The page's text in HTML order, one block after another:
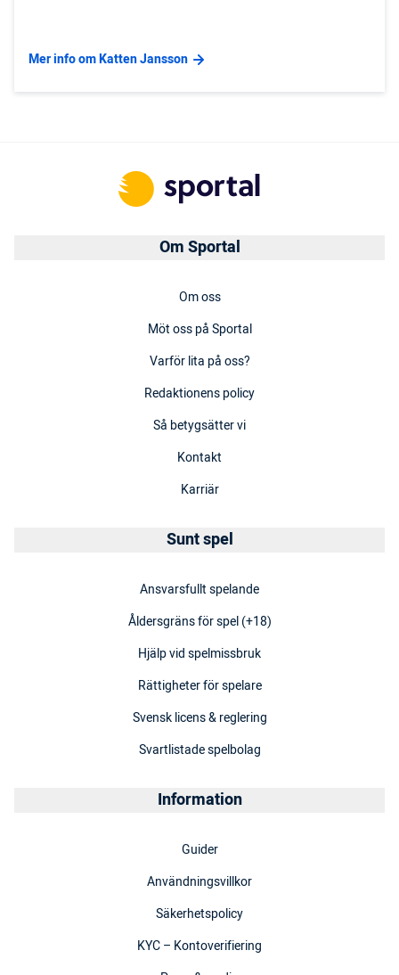
Mer info om Katten Jansson
Om Sportal
Om oss
Möt oss på Sportal
Varför lita på oss?
Redaktionens policy
Så betygsätter vi
Kontakt
Karriär
Sunt spel
Ansvarsfullt spelande
Åldersgräns för spel (+18)
Hjälp vid spelmissbruk
Rättigheter för spelare
Svensk licens & reglering
Svartlistade spelbolag
Information
Guider
Användningsvillkor
Säkerhetspolicy
KYC – Kontoverifiering